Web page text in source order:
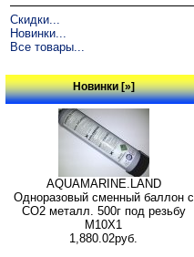
Скидки...
Новинки...
Все товары...
Новинки [»]
AQUAMARINE.LAND
Одноразовый сменный баллон с
СО2 металл. 500г под резьбу
M10X1
1,880.02руб.